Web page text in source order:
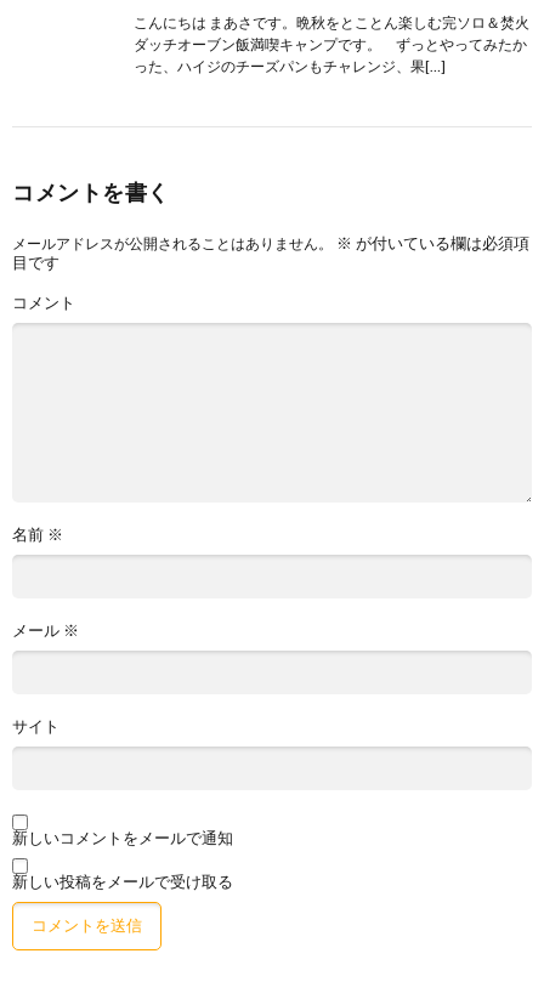
こんにちは まあさです。晩秋をとことん楽しむ完ソロ＆焚火
ダッチオーブン飯満喫キャンプです。 ずっとやってみたか
った、ハイジのチーズパンもチャレンジ、果[…]
コメントを書く
メールアドレスが公開されることはありません。 ※ が付いている欄は必須項
目です
コメント
名前 ※
メール ※
サイト
新しいコメントをメールで通知
新しい投稿をメールで受け取る